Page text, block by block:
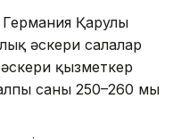
Қарулы
әскери салалар
қызметкер
саны 250–260 мың